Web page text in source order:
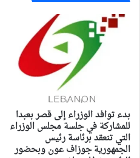
بدء توافد الوزراء إلى قصر بعبدا
للمشاركة في جلسة مجلس الوزراء
التي تنعقد برئاسة رئيس
الجمهورية جوزاف عون وبحضور